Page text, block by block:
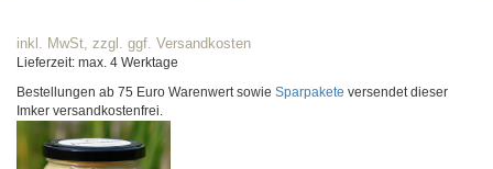
inkl. MwSt, zzgl. ggf. Versandkosten
Lieferzeit: max. 4 Werktage
Bestellungen ab 75 Euro Warenwert sowie Sparpakete versendet dieser
Imker versandkostenfrei.